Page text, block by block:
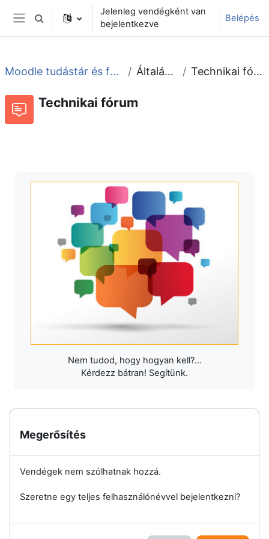
Tovább a fő tartalomhoz
Oldalpanel
Keresési bemeneti adatok váltása
Jelenleg vendégként van
bejelentkezve
Belépés
Moodle tudástár és fórum Általános Technikai fórum
Technikai fórum
Nem tudod, hogy hogyan kell?...
Kérdezz bátran! Segítünk.
Megerősítés
Vendégek nem szólhatnak hozzá.
Szeretne egy teljes felhasználónévvel bejelentkezni?